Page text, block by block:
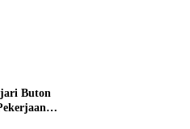
Buton